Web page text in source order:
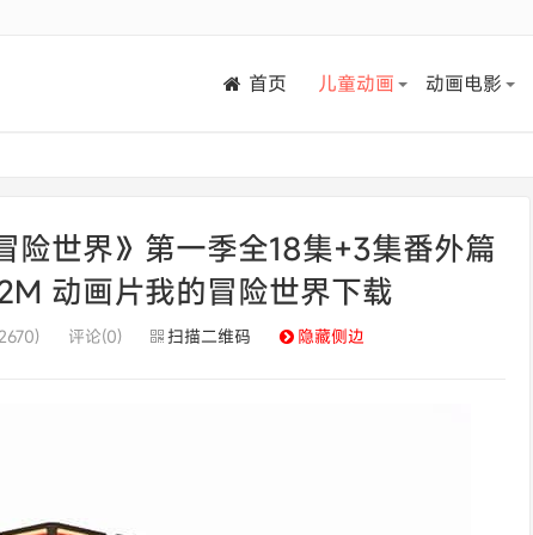
首页 儿童动画 动画电影
险世界》第一季全18集+3集番外篇
动画片我的冒险世界下载
评论(0) 扫描二维码 隐藏侧边